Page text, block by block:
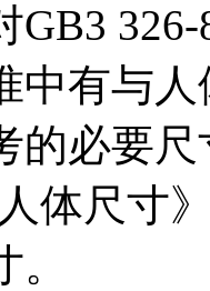
326-
中有与
的必要
体尺寸